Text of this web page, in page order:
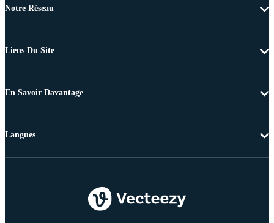
Notre Réseau
Liens Du Site
En Savoir Davantage
Langues